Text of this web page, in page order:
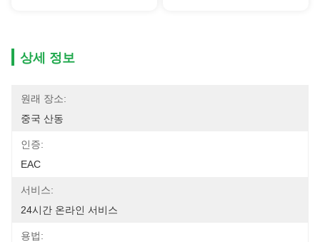
상세 정보
원래 장소:
중국 산동
인증:
EAC
서비스:
24시간 온라인 서비스
용법: